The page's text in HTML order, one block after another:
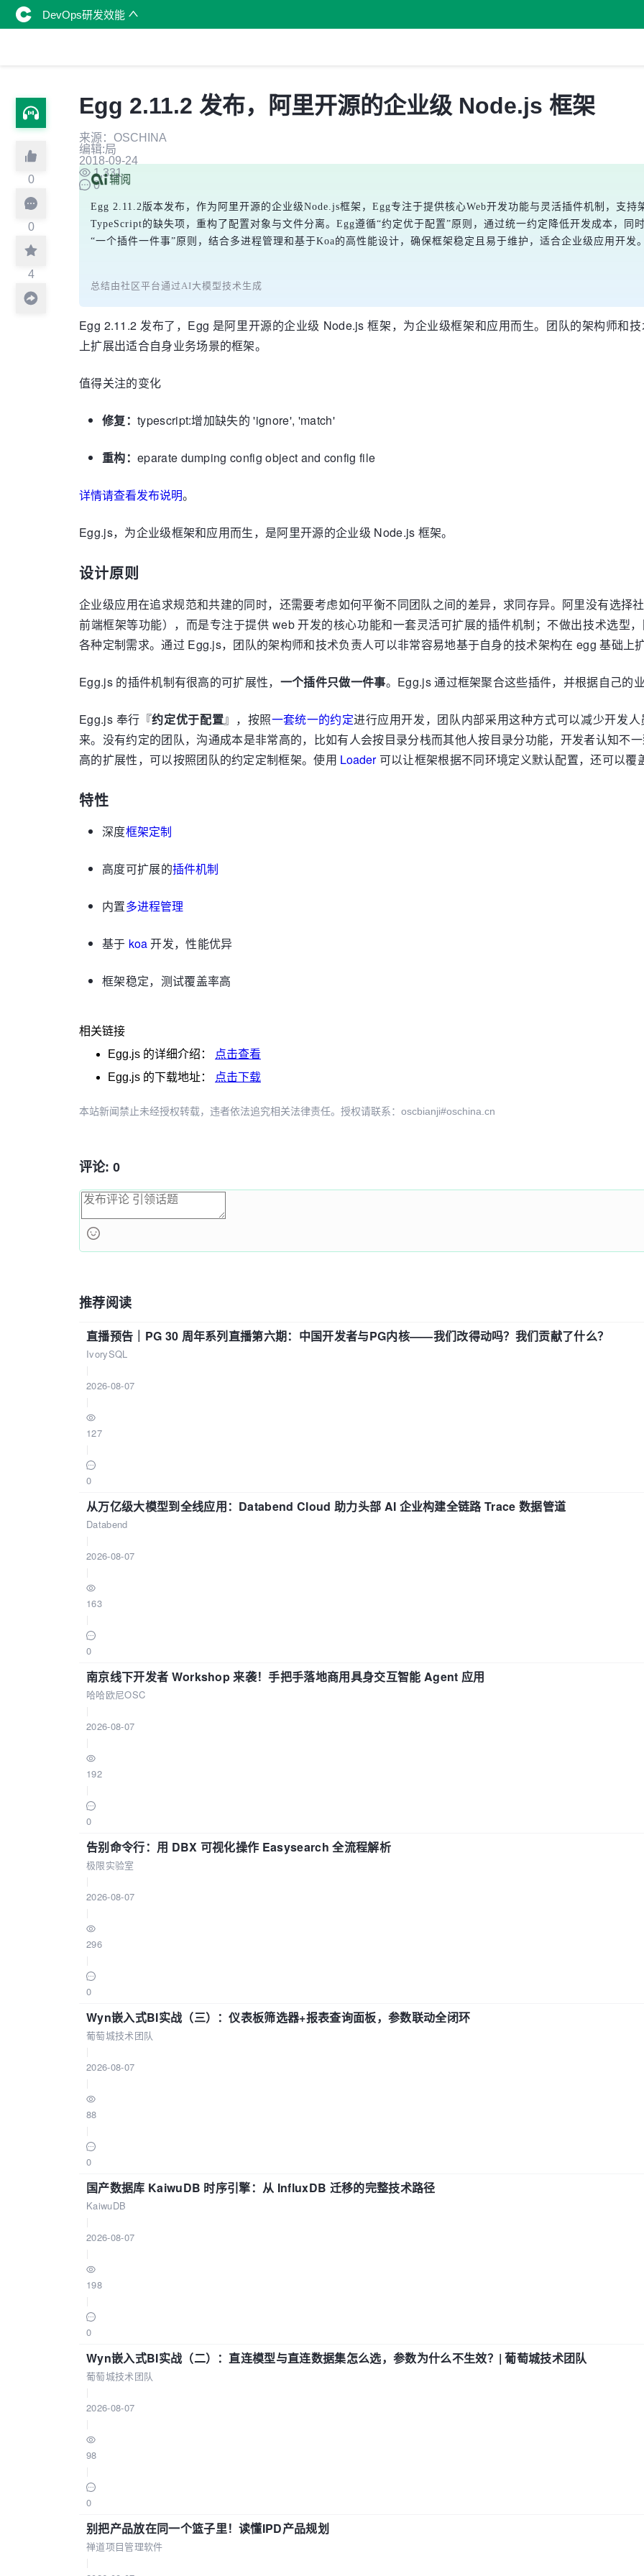
DevOps研发效能
0
0
4
Egg 2.11.2 发布，阿里开源的企业级 Node.js 框架
来源：OSCHINA
编辑:局
2018-09-24
1,331
0
Egg 2.11.2版本发布，作为阿里开源的企业级Node.js框架，Egg专注于提供核心Web开发功能与灵活插件机制，支
TypeScript的缺失项，重构了配置对象与文件分离。Egg遵循“约定优于配置”原则，通过统一约定降低开发成本，同
“一个插件一件事”原则，结合多进程管理和基于Koa的高性能设计，确保框架稳定且易于维护，适合企业级应用开发。
总结由社区平台通过AI大模型技术生成
Egg 2.11.2 发布了，Egg 是阿里开源的企业级 Node.js 框架，为企业级框架和应用而生。团队的架构师和
上扩展出适合自身业务场景的框架。
值得关注的变化
修复： typescript:增加缺失的 'ignore', 'match'
重构： eparate dumping config object and config file
详情请查看发布说明。
Egg.js，为企业级框架和应用而生，是阿里开源的企业级 Node.js 框架。
设计原则
企业级应用在追求规范和共建的同时，还需要考虑如何平衡不同团队之间的差异，求同存异。阿里没有选择
前端框架等功能），而是专注于提供 web 开发的核心功能和一套灵活可扩展的插件机制；不做出技术选型
各种定制需求。通过 Egg.js，团队的架构师和技术负责人可以非常容易地基于自身的技术架构在 egg 基础上
Egg.js 的插件机制有很高的可扩展性， 一个插件只做一件事。Egg.js 通过框架聚合这些插件，并根据自己的
Egg.js 奉行『约定优于配置』，按照一套统一的约定进行应用开发，团队内部采用这种方式可以减少开发
来。没有约定的团队，沟通成本是非常高的，比如有人会按目录分栈而其他人按目录分功能，开发者认知不
高的扩展性，可以按照团队的约定定制框架。使用 Loader可以让框架根据不同环境定义默认配置，还可以覆
特性
深度框架定制
高度可扩展的插件机制
内置多进程管理
基于 koa开发，性能优异
框架稳定，测试覆盖率高
相关链接
Egg.js 的详细介绍：
点击查看
Egg.js 的下载地址： 点击下载
本站新闻禁止未经授权转载，违者依法追究相关法律责任。授权请联系：oscbianji#oschina.cn
评论: 0
推荐阅读
直播预告｜PG 30 周年系列直播第六期：中国开发者与PG内核——我们改得动吗？我们贡献了什么？
IvorySQL
2026-08-07
127
0
从万亿级大模型到全线应用：Databend Cloud 助力头部 AI 企业构建全链路 Trace 数据管道
Databend
2026-08-07
163
0
南京线下开发者 Workshop 来袭！手把手落地商用具身交互智能 Agent 应用
哈哈欧尼OSC
2026-08-07
192
0
告别命令行：用 DBX 可视化操作 Easysearch 全流程解析
极限实验室
2026-08-07
296
0
Wyn嵌入式BI实战（三）：仪表板筛选器+报表查询面板，参数联动全闭环
葡萄城技术团队
2026-08-07
88
0
国产数据库 KaiwuDB 时序引擎：从 InfluxDB 迁移的完整技术路径
KaiwuDB
2026-08-07
198
0
Wyn嵌入式BI实战（二）：直连模型与直连数据集怎么选，参数为什么不生效？| 葡萄城技术团队
葡萄城技术团队
2026-08-07
98
0
别把产品放在同一个篮子里！读懂IPD产品规划
禅道项目管理软件